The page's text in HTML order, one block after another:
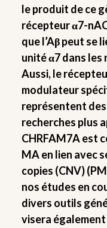
le produit de ce
récepteur α7-
que l’Aβ peut se
unité α7 dans les
Aussi, le
modulateur
représentent
recherches plus
CHRFAM7A est
MA en lien avec
copies (CNV)
nos études en
divers outils
visera